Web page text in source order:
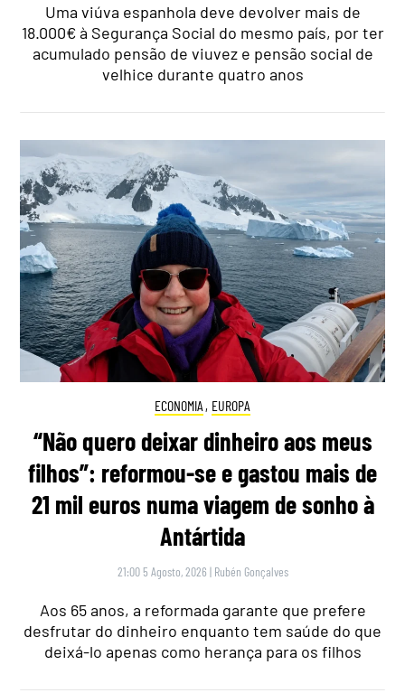
Uma viúva espanhola deve devolver mais de
18.000€ à Segurança Social do mesmo país, por ter
acumulado pensão de viuvez e pensão social de
velhice durante quatro anos
ECONOMIA , EUROPA
“Não quero deixar dinheiro aos meus
filhos”: reformou-se e gastou mais de
21 mil euros numa viagem de sonho à
Antártida
21:00 5 Agosto, 2026 | Rubén Gonçalves
Aos 65 anos, a reformada garante que prefere
desfrutar do dinheiro enquanto tem saúde do que
deixá-lo apenas como herança para os filhos